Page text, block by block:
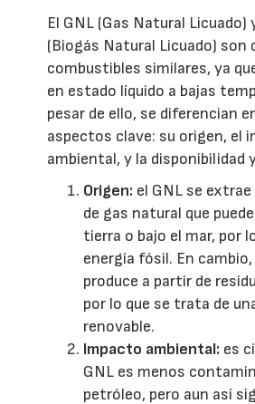
El GNL (Gas Natural Licuado)
(Biogás Natural Licuado) son
combustibles similares, ya
en estado líquido a bajas
pesar de ello, se diferencian
aspectos clave: su origen, el
ambiental, y la disponibilidad
Origen: el GNL se
de gas natural que
tierra o bajo el mar, por
energía fósil. En
produce a partir de
por lo que se trata de
renovable.
Impacto ambiental: es
GNL es menos
petróleo, pero aun así